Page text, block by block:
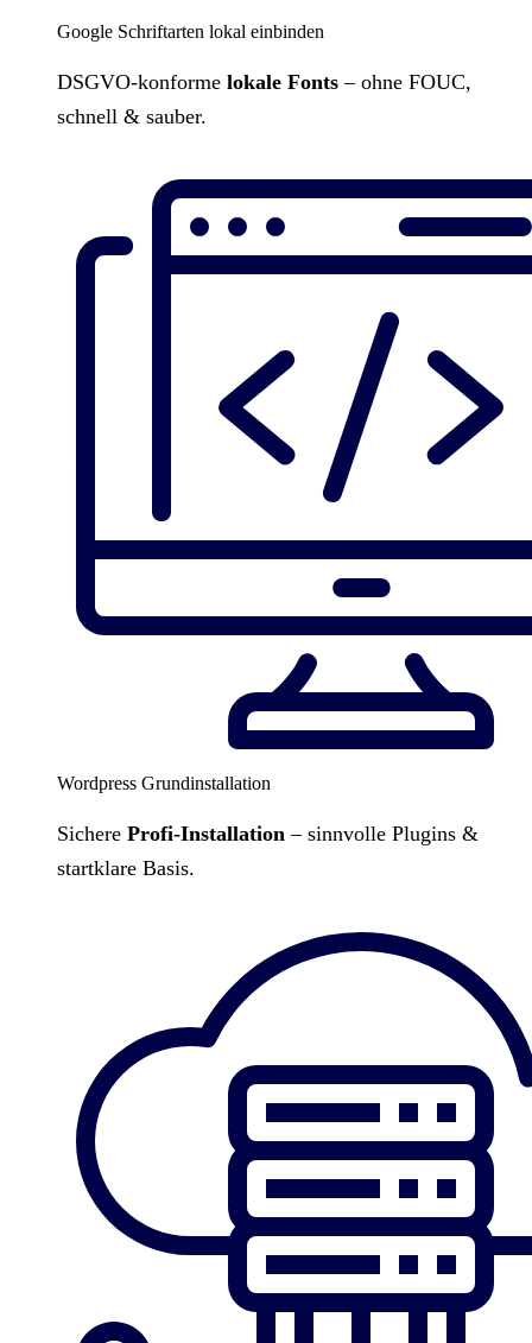
Google Schriftarten lokal einbinden
DSGVO-konforme lokale Fonts – ohne FOUC,
schnell & sauber.
Wordpress Grundinstallation
Sichere Profi-Installation – sinnvolle Plugins &
startklare Basis.